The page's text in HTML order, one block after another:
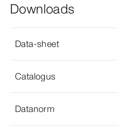
Downloads
Data-sheet
Catalogus
Datanorm